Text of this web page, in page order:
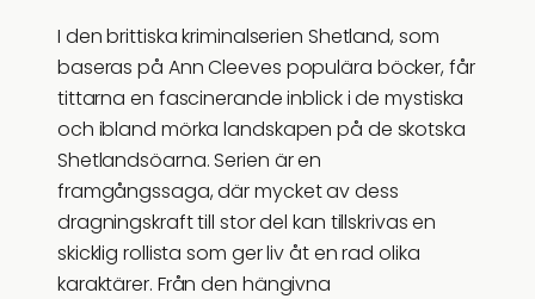
I den brittiska kriminalserien Shetland, som
baseras på Ann Cleeves populära böcker, får
tittarna en fascinerande inblick i de mystiska
och ibland mörka landskapen på de skotska
Shetlandsöarna. Serien är en
framgångssaga, där mycket av dess
dragningskraft till stor del kan tillskrivas en
skicklig rollista som ger liv åt en rad olika
karaktärer. Från den hängivna